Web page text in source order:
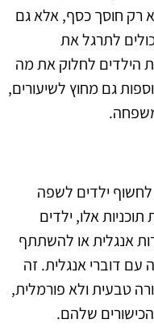
רק חוסך כסף, אלא גם
לתרגל את
הילדים לחלוק את מה
גם מחוץ לשיעורים,
לחשוף ילדים לשפה
אלו, ילדים
אנגלית או להשתתף
עם דוברי אנגלית. זה
טבעית ולא פורמלית,
שלהם.